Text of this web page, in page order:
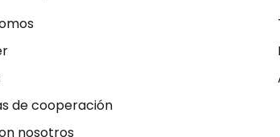
de cooperación
nosotros